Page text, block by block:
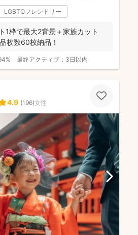
LGBTQフレンドリー
1枠で最大2背景＋家族カット
枚数60枚納品！
最終アクティブ： 3日以内
4.9 (196)女性